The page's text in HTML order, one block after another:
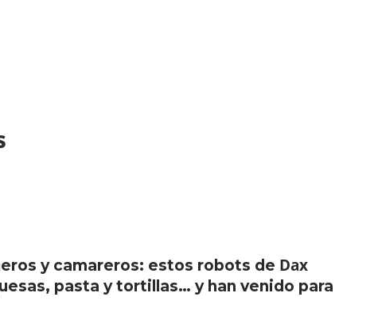
y camareros: estos robots de Dax
pasta y tortillas… y han venido para